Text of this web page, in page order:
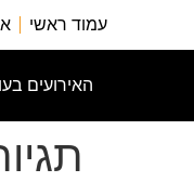
עמוד ראשי
האירועים